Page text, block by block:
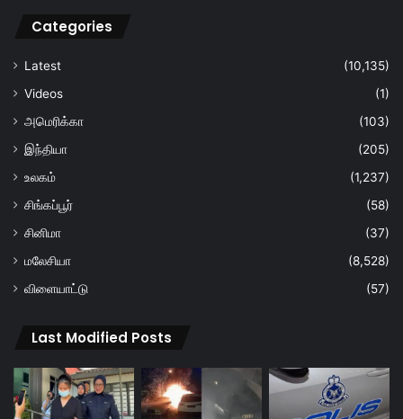
Categories
Latest
(10,135)
Videos
(1)
அமெரிக்கா
(103)
இந்தியா
(205)
உலகம்
(1,237)
சிங்கப்பூர்
(58)
சினிமா
(37)
மலேசியா
(8,528)
விளையாட்டு
(57)
Last Modified Posts